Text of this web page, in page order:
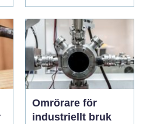
Omrörare för
industriellt bruk